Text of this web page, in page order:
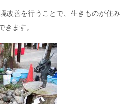
改善を行うことで、生きものが住み
きます。